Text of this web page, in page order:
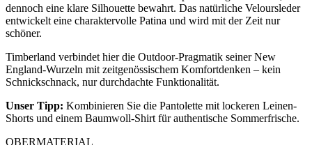
dennoch eine klare Silhouette bewahrt. Das natürliche Veloursleder
entwickelt eine charaktervolle Patina und wird mit der Zeit nur
schöner.
Timberland verbindet hier die Outdoor-Pragmatik seiner New
England-Wurzeln mit zeitgenössischem Komfortdenken – kein
Schnickschnack, nur durchdachte Funktionalität.
Unser Tipp: Kombinieren Sie die Pantolette mit lockeren Leinen-
Shorts und einem Baumwoll-Shirt für authentische Sommerfrische.
OBERMATERIAL